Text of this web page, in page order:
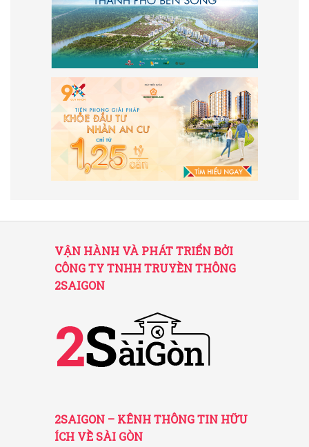
VẬN HÀNH VÀ PHÁT TRIỂN BỞI
CÔNG TY TNHH TRUYỀN THÔNG
2SAIGON
2SAIGON – KÊNH THÔNG TIN HỮU
ÍCH VỀ SÀI GÒN